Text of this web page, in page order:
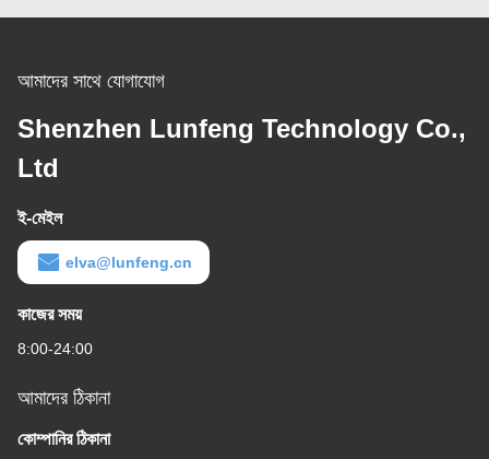
আমাদের সাথে যোগাযোগ
Shenzhen Lunfeng Technology Co.,
Ltd
ই-মেইল
elva@lunfeng.cn
কাজের সময়
8:00-24:00
আমাদের ঠিকানা
কোম্পানির ঠিকানা